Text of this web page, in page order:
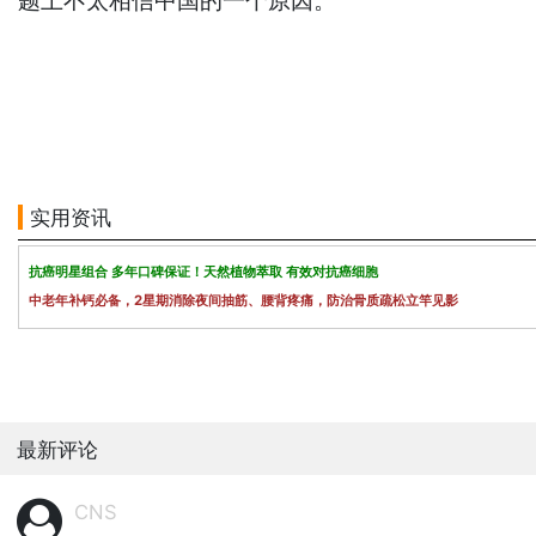
实用资讯
抗癌明星组合 多年口碑保证！天然植物萃取 有效对抗癌细胞
中老年补钙必备，2星期消除夜间抽筋、腰背疼痛，防治骨质疏松立竿见影
最新评论
CNS